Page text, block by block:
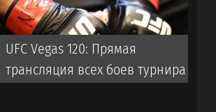
UFC Vegas 120: Прямая
трансляция всех боев турнира